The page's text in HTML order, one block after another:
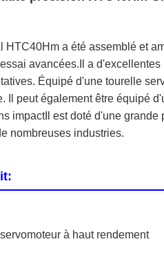
HTC40Hm a été assemblé et
avancées.Il a
Équipé d'une tourelle
Il peut également être équipé
impactIl est doté d'une
nombreuses industries.
à haut rendement